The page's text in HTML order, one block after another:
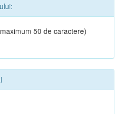
50 de caractere)